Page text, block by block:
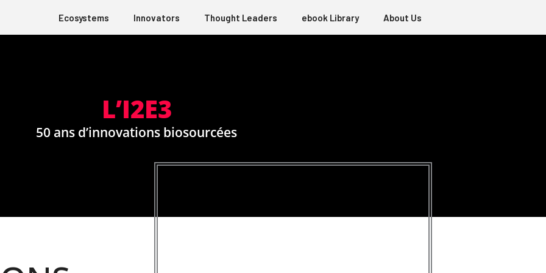
Ecosystems Innovators Thought Leaders ebook Library About Us
L’I2E3
50 ans d’innovations biosourcées